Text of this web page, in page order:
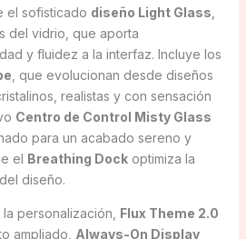
el sofisticado diseño Light Glass
del vidrio, que aporta
y fluidez a la interfaz. Incluye los
, que evolucionan desde diseños
realistas y con sensación
Centro de Control Misty Glass
para un acabado sereno y
el Breathing Dockoptimiza la
diseño.
personalización, Flux Theme 2.0
ampliado, Always-On Display